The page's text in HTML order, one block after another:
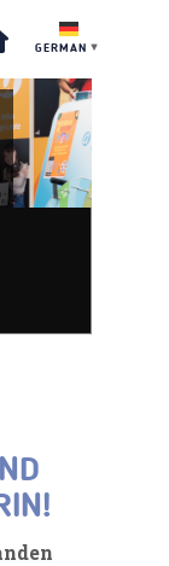
GERMAN ▼